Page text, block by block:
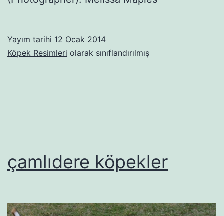
Yayım tarihi 12 Ocak 2014
Köpek Resimleri olarak sınıflandırılmış
çamlıdere köpekler